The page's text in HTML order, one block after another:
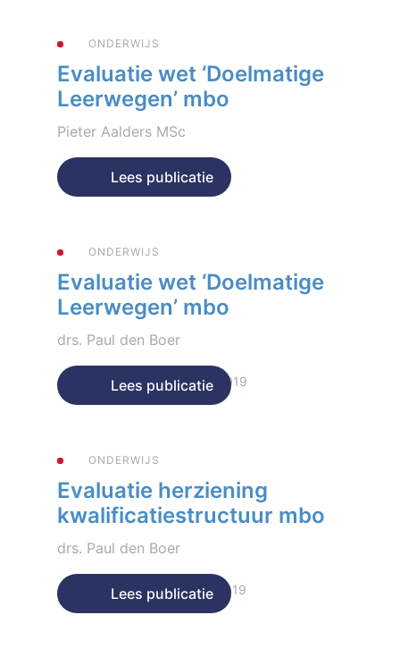
ONDERWIJS
Evaluatie wet ‘Doelmatige
Leerwegen’ mbo
Pieter Aalders MSc
Geplaatst op 5 januari 2021
Lees publicatie
ONDERWIJS
Evaluatie wet ‘Doelmatige
Leerwegen’ mbo
drs. Paul den Boer
Geplaatst op 20 december 2019
Lees publicatie
ONDERWIJS
Evaluatie herziening
kwalificatiestructuur mbo
drs. Paul den Boer
Geplaatst op 15 december 2019
Lees publicatie